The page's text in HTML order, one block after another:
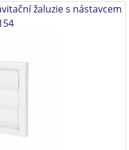
žaluzie s nástavcem